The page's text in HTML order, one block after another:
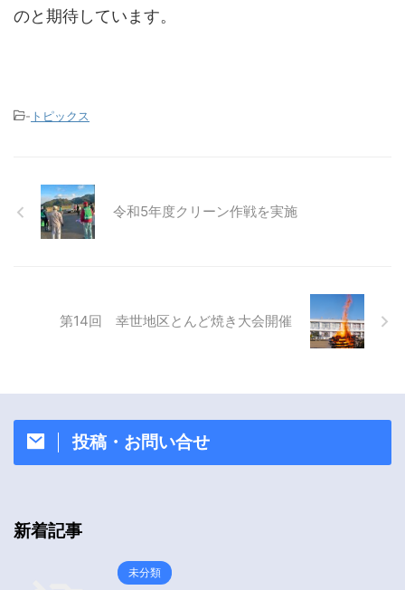
のと期待しています。
- トピックス
令和5年度クリーン作戦を実施
第14回 幸世地区とんど焼き大会開催
投稿・お問い合せ
新着記事
未分類